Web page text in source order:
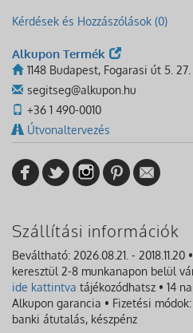
Kérdések és Hozzászólások (0)
Alkupon Termék
1148 Budapest, Fogarasi út 5.
segitseg@alkupon.hu
+36 1 490-0010
Útvonaltervezés
Szállítási információk
Beváltható: 2026.08.21. -
keresztül 2-8 munkanapon belül
ide kattintva tájékozódhatsz • 14
Alkupon garancia • Fizetési
banki átutalás, készpénz